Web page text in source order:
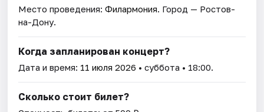
Место проведения:Филармония. Город — Ростов-
на-Дону.
Когда запланирован концерт?
Дата и время: 11 июля 2026 • суббота • 18:00.
Сколько стоит билет?